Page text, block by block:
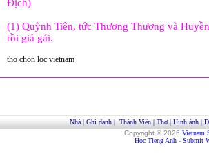
Địch)
(1) Quỳnh Tiên, tức Thương Thương và
rồi giả gái.
tho chon loc vietnam
Nhà| Ghi danh| Thành Viên| Thơ| Hình ảnh|
Copyright © 2026 Vietnam
Hoc Tieng Anh - Submit